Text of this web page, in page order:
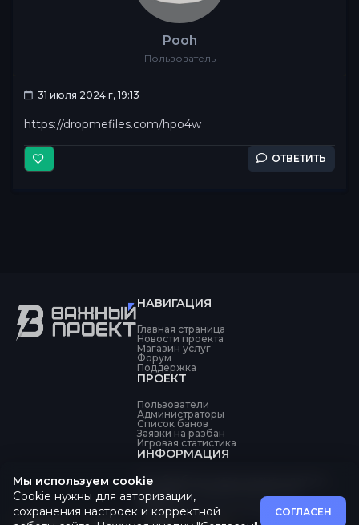
Pooh
Пользователь
31 июля 2024 г, 19:13
https://dropmefiles.com/hpo4w
ОТВЕТИТЬ
НАВИГАЦИЯ
Главная страница
Новости проекта
Магазин услуг
Форум
Поддержка
ПРОЕКТ
Пользователи
Администраторы
Список банов
Заявки на разбан
Игровая статистика
ИНФОРМАЦИЯ
Об обработке персональных данных
Оферта
Пользовательское соглашение
Мы используем cookie
Cookie нужны для авторизации,
сохранения настроек и корректной
СОГЛАСЕН